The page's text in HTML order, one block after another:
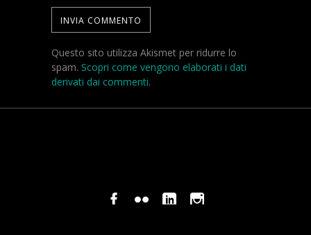
Questo sito utilizza Akismet per ridurre lo
spam. Scopri come vengono elaborati i dati
derivati dai commenti.